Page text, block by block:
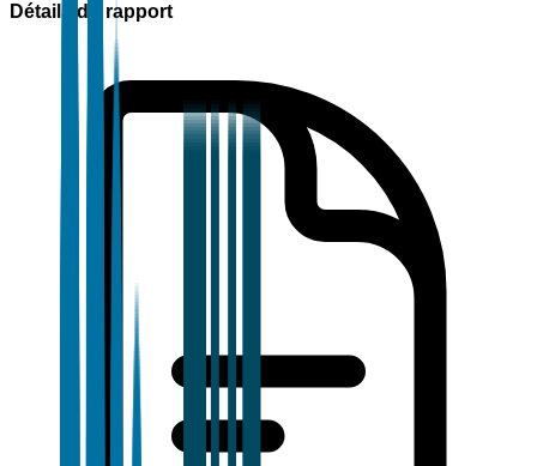
Détails du rapport